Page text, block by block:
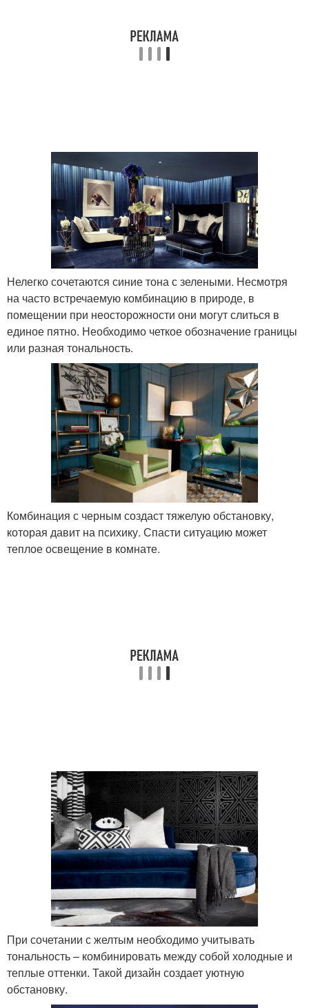
Нелегко сочетаются синие тона с зелеными. Несмотря
на часто встречаемую комбинацию в природе, в
помещении при неосторожности они могут слиться в
единое пятно. Необходимо четкое обозначение границы
или разная тональность.
Комбинация с черным создаст тяжелую обстановку,
которая давит на психику. Спасти ситуацию может
теплое освещение в комнате.
При сочетании с желтым необходимо учитывать
тональность – комбинировать между собой холодные и
теплые оттенки. Такой дизайн создает уютную
обстановку.